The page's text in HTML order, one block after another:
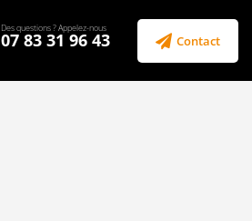
07 83 31 96 43 Contact